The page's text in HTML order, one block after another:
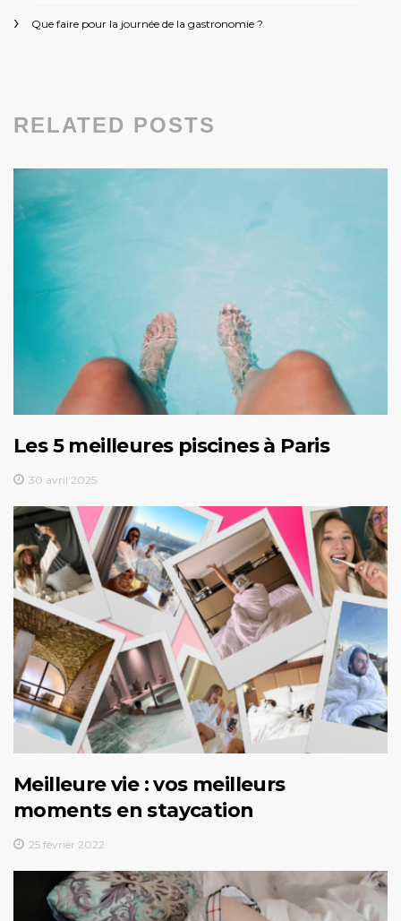
Que faire pour la journée de la gastronomie ?
RELATED POSTS
Les 5 meilleures piscines à Paris
30 avril 2025
Meilleure vie : vos meilleurs
moments en staycation
25 février 2022